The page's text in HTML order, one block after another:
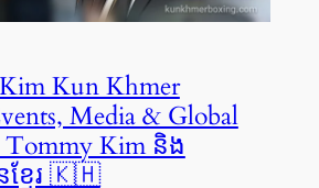
Kun Khmer
Media & Global
Tommy Kim និង
មែរ 🇰🇭